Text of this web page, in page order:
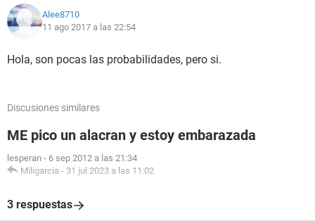
Alee8710
11 ago 2017 a las 22:54
Hola, son pocas las probabilidades, pero si.
Discusiones similares
ME pico un alacran y estoy embarazada
lesperan - 6 sep 2012 a las 21:34
Miligarcia - 31 jul 2023 a las 11:02
3 respuestas